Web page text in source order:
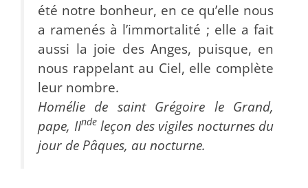
été notre bonheur, en ce qu’elle nous
a ramenés à l’immortalité ; elle a fait
aussi la joie des Anges, puisque, en
nous rappelant au Ciel, elle complète
leur nombre.
Homélie de saint Grégoire le Grand,
pape, IIndeleçon des vigiles nocturnes du
jour de Pâques, au nocturne.